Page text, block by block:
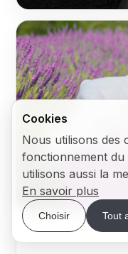
Cookies
Nous utilisons des
fonctionnement
utilisons aussi la
En savoir plus
Choisir Tout